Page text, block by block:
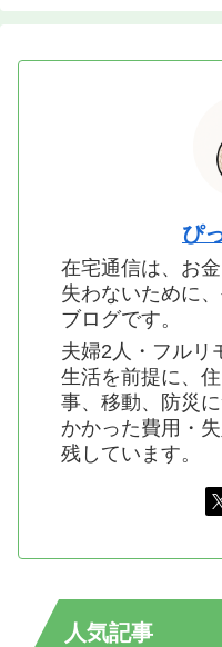
ぴ
在宅通信は、お
失わないために
ブログです。
夫婦2人・フルリ
生活を前提に、
事、移動、防災
かかった費用・
残しています。
人気記事